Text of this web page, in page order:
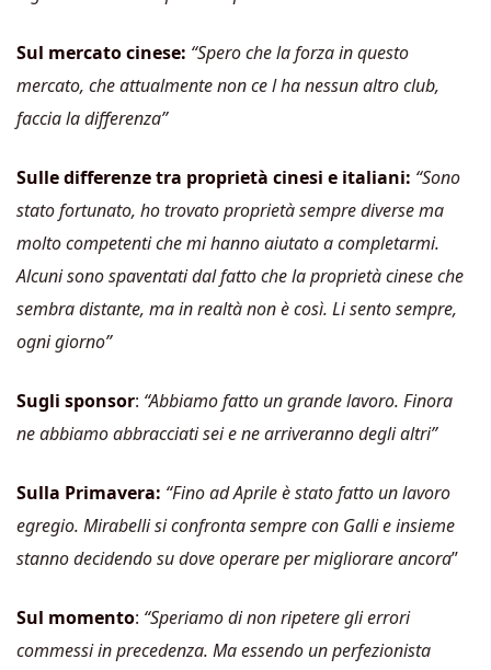
Sul mercato cinese: “Spero che la forza in questo
mercato, che attualmente non ce l ha nessun altro club,
faccia la differenza”
Sulle differenze tra proprietà cinesi e italiani: “Sono
stato fortunato, ho trovato proprietà sempre diverse ma
molto competenti che mi hanno aiutato a completarmi.
Alcuni sono spaventati dal fatto che la proprietà cinese che
sembra distante, ma in realtà non è così. Li sento sempre,
ogni giorno”
Sugli sponsor: “Abbiamo fatto un grande lavoro. Finora
ne abbiamo abbracciati sei e ne arriveranno degli altri”
Sulla Primavera: “Fino ad Aprile è stato fatto un lavoro
egregio. Mirabelli si confronta sempre con Galli e insieme
stanno decidendo su dove operare per migliorare ancora”
Sul momento: “Speriamo di non ripetere gli errori
commessi in precedenza. Ma essendo un perfezionista